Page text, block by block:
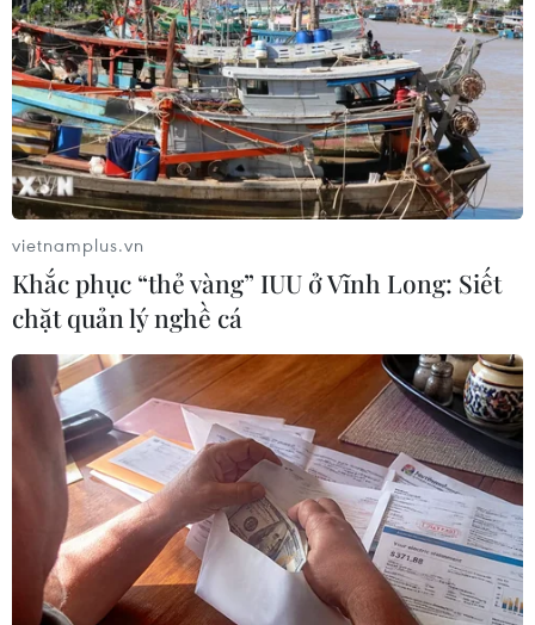
#Ukraine #Gia nhập NATO
#Donald Trump
#Volodymyr Zelensky
#Đất hiếm Mỹ Ukraine
Theo dõi VietnamPlus
CĂNG THẲNG NGA-UKRAINE
Liên hợp quốc kêu gọi chấm dứt tấn công dân
thường trong xung đột Nga-Ukraine
Nga thông báo tấn công căn cứ ngầm
vietnamplus.vn
Khắc phục “thẻ vàng” IUU ở Vĩnh Long: Siết
chặt quản lý nghề cá